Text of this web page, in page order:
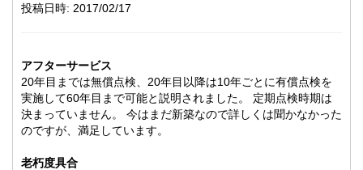
投稿日時: 2017/02/17
アフターサービス
20年目までは無償点検、20年目以降は10年ごとに有償点検を
実施して60年目まで可能と説明されました。 定期点検時期は
決まっていません。 今はまだ新築なので詳しくは聞かなかった
のですが、満足しています。
老朽度具合